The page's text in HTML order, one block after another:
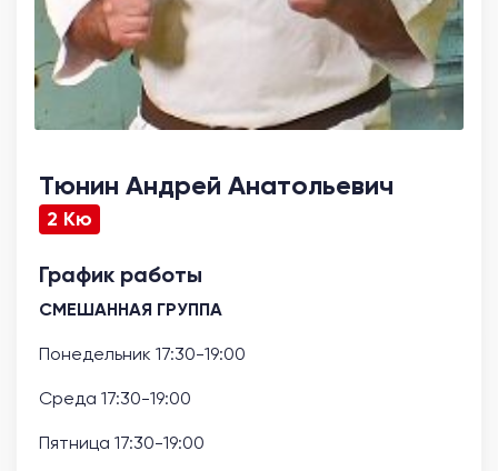
Тюнин Андрей Анатольевич
2 Кю
График работы
СМЕШАННАЯ ГРУППА
Понедельник 17:30-19:00
Среда 17:30-19:00
Пятница 17:30-19:00